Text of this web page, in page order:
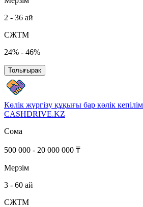
2 - 36 ай
СЖТМ
24% - 46%
Толығырак
Көлік жүргізу құқығы бар көлік
CASHDRIVE.KZ
Сома
500 000 - 20 000 000 ₸
Мерзім
3 - 60 ай
СЖТМ